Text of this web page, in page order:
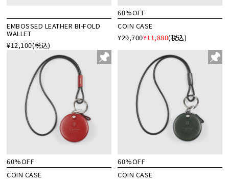
EMBOSSED LEATHER BI-FOLD
WALLET
¥12,100(税込)
60%OFF
COIN CASE
¥29,700¥11,880(税込)
60%OFF
COIN CASE
60%OFF
COIN CASE